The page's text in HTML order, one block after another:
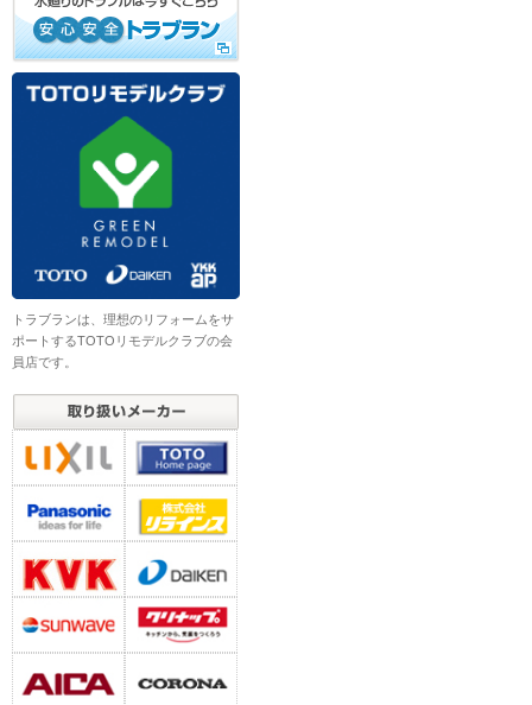
トラブランは、理想のリフォームをサ
ポートするTOTOリモデルクラブの会
員店です。